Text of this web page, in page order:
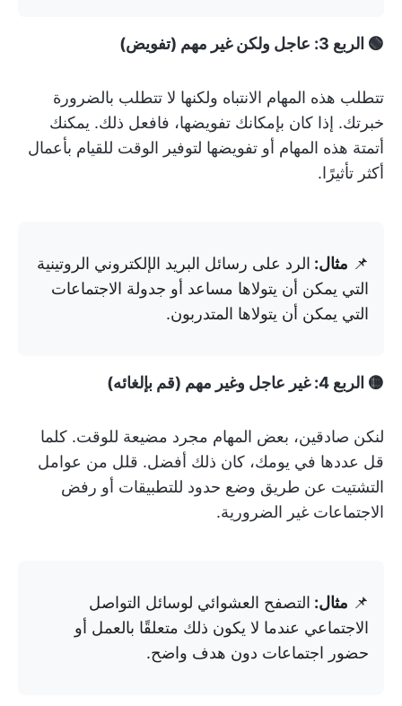
🟢 الربع 3: عاجل ولكن غير مهم (تفويض)
تتطلب هذه المهام الانتباه ولكنها لا تتطلب بالضرورة
خبرتك. إذا كان بإمكانك تفويضها، فافعل ذلك. يمكنك
أتمتة هذه المهام أو تفويضها لتوفير الوقت للقيام بأعمال
أكثر تأثيرًا.
📌 مثال: الرد على رسائل البريد الإلكتروني الروتينية
التي يمكن أن يتولاها مساعد أو جدولة الاجتماعات
التي يمكن أن يتولاها المتدربون.
🟡 الربع 4: غير عاجل وغير مهم (قم بإلغائه)
لنكن صادقين، بعض المهام مجرد مضيعة للوقت. كلما
قل عددها في يومك، كان ذلك أفضل. قلل من عوامل
التشتيت عن طريق وضع حدود للتطبيقات أو رفض
الاجتماعات غير الضرورية.
📌 مثال: التصفح العشوائي لوسائل التواصل
الاجتماعي عندما لا يكون ذلك متعلقًا بالعمل أو
حضور اجتماعات دون هدف واضح.